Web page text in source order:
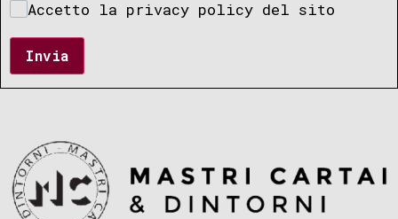
Accetto la privacy policy del sito
Invia